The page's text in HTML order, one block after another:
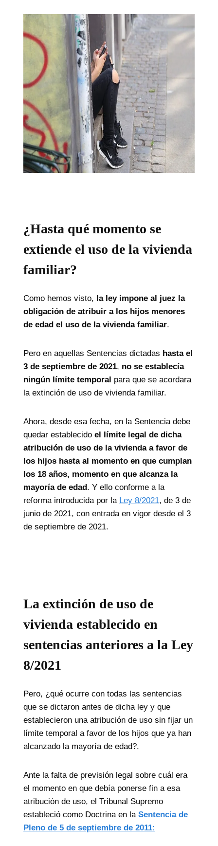
¿Hasta qué momento se
extiende el uso de la vivienda
familiar?
Como hemos visto, la ley impone al juez la
obligación de atribuir a los hijos menores
de edad el uso de la vivienda familiar.
Pero en aquellas Sentencias dictadas hasta el
3 de septiembre de 2021, no se establecía
ningún límite temporal para que se acordara
la extinción de uso de vivienda familiar.
Ahora, desde esa fecha, en la Sentencia debe
quedar establecido el límite legal de dicha
atribución de uso de la vivienda a favor de
los hijos hasta al momento en que cumplan
los 18 años, momento en que alcanza la
mayoría de edad . Y ello conforme a la
reforma introducida por la Ley 8/2021, de 3 de
junio de 2021, con entrada en vigor desde el 3
de septiembre de 2021.
La extinción de uso de
vivienda establecido en
sentencias anteriores a la Ley
8/2021
Pero, ¿qué ocurre con todas las sentencias
que se dictaron antes de dicha ley y que
establecieron una atribución de uso sin fijar un
límite temporal a favor de los hijos que ya han
alcanzado la mayoría de edad?.
Ante la falta de previsión legal sobre cuál era
el momento en que debía ponerse fin a esa
atribución de uso, el Tribunal Supremo
estableció como Doctrina en la Sentencia de
Pleno de 5 de septiembre de 2011: